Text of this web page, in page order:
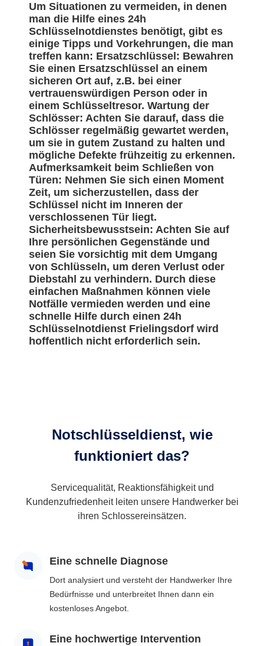
Um Situationen zu vermeiden, in denen
man die Hilfe eines 24h
Schlüsselnotdienstes benötigt, gibt es
einige Tipps und Vorkehrungen, die man
treffen kann: Ersatzschlüssel: Bewahren
Sie einen Ersatzschlüssel an einem
sicheren Ort auf, z.B. bei einer
vertrauenswürdigen Person oder in
einem Schlüsseltresor. Wartung der
Schlösser: Achten Sie darauf, dass die
Schlösser regelmäßig gewartet werden,
um sie in gutem Zustand zu halten und
mögliche Defekte frühzeitig zu erkennen.
Aufmerksamkeit beim Schließen von
Türen: Nehmen Sie sich einen Moment
Zeit, um sicherzustellen, dass der
Schlüssel nicht im Inneren der
verschlossenen Tür liegt.
Sicherheitsbewusstsein: Achten Sie auf
Ihre persönlichen Gegenstände und
seien Sie vorsichtig mit dem Umgang
von Schlüsseln, um deren Verlust oder
Diebstahl zu verhindern. Durch diese
einfachen Maßnahmen können viele
Notfälle vermieden werden und eine
schnelle Hilfe durch einen 24h
Schlüsselnotdienst Frielingsdorf wird
hoffentlich nicht erforderlich sein.
Notschlüsseldienst, wie
funktioniert das?
Servicequalität, Reaktionsfähigkeit und
Kundenzufriedenheit leiten unsere Handwerker bei
ihren Schlossereinsätzen.
Eine schnelle Diagnose
Dort analysiert und versteht der Handwerker Ihre
Bedürfnisse und unterbreitet Ihnen dann ein
kostenloses Angebot.
Eine hochwertige Intervention